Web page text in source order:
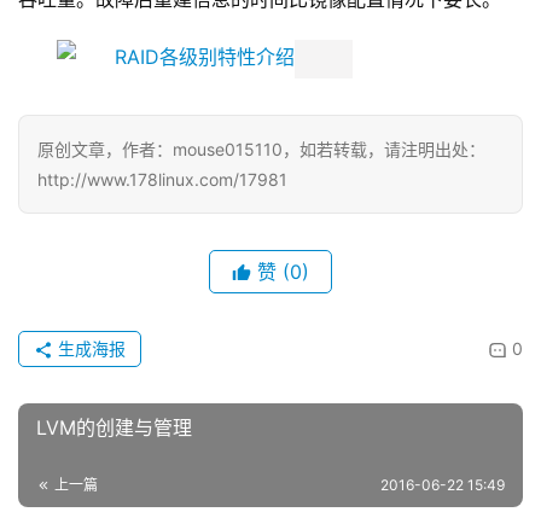
原创文章，作者：mouse015110，如若转载，请注明出处：
http://www.178linux.com/17981
赞 (0)
0
生成海报
LVM的创建与管理
上一篇 2016-06-22 15:49